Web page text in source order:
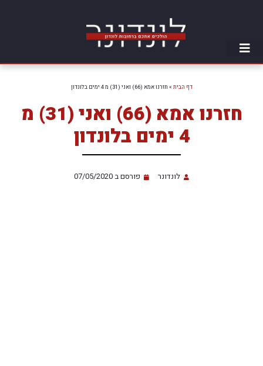
דף הבית » חזרנו אמא (66) ואני (31) מ 4 ימים בלונדון
חזרנו אמא (66) ואני (31) מ
4 ימים בלונדון
לונדונר פורסם ב07/05/2020